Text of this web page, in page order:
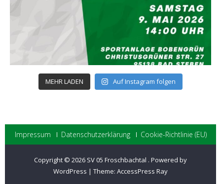
MEHR LADEN Auf Instagram folgen
Impressum Datenschutzerklärung Cookie-Richtlinie (EU)
Copyright © 2026 SV 05 Froschbachtal . Powered by
WordPress | Theme: AccessPress Ray